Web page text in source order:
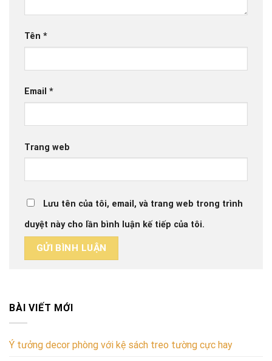
Tên *
Email *
Trang web
Lưu tên của tôi, email, và trang web trong trình
duyệt này cho lần bình luận kế tiếp của tôi.
BÀI VIẾT MỚI
Ý tưởng decor phòng với kệ sách treo tường cực hay